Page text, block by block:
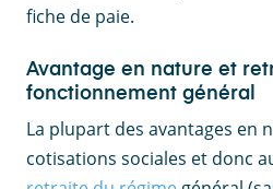
fiche de paie.
Avantage en nature et
fonctionnement général
La plupart des avantages en
cotisations sociales et donc